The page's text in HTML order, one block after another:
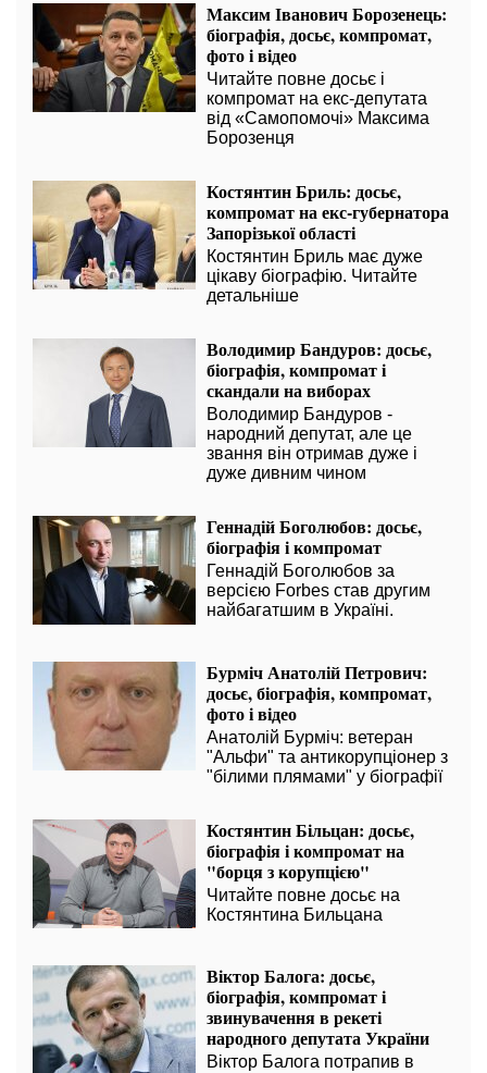
Максим Іванович Борозенець:
біографія, досьє, компромат,
фото і відео
Читайте повне досьє і
компромат на екс-депутата
від «Самопомочі» Максима
Борозенця
Костянтин Бриль: досьє,
компромат на екс-губернатора
Запорізької області
Костянтин Бриль має дуже
цікаву біографію. Читайте
детальніше
Володимир Бандуров: досьє,
біографія, компромат і
скандали на виборах
Володимир Бандуров -
народний депутат, але це
звання він отримав дуже і
дуже дивним чином
Геннадій Боголюбов: досьє,
біографія і компромат
Геннадій Боголюбов за
версією Forbes став другим
найбагатшим в Україні.
Бурміч Анатолій Петрович:
досьє, біографія, компромат,
фото і відео
Анатолій Бурміч: ветеран
"Альфи" та антикорупціонер з
"білими плямами" у біографії
Костянтин Більцан: досьє,
біографія і компромат на
"борця з корупцією"
Читайте повне досьє на
Костянтина Бильцана
Віктор Балога: досьє,
біографія, компромат і
звинувачення в рекеті
народного депутата України
Віктор Балога потрапив в